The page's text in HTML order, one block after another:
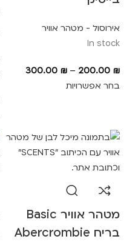
אירוסול - מטהר אוויר
In stock
200.00 ₪
–
300.00 ₪
בחר אפשרויות
מטהר אוויר Basic
בריח Abercrombie